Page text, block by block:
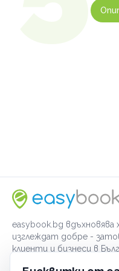
easybook.bg
изглеждат добре -
клиенти и бизнеси в